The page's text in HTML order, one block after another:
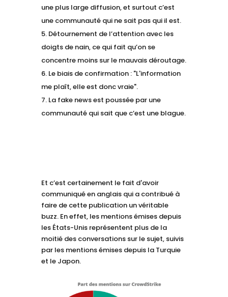
une plus large diffusion, et surtout c’est
une communauté qui ne sait pas qui il est.
Détournement de l’attention avec les
doigts de nain, ce qui fait qu’on se
concentre moins sur le mauvais déroutage.
Le biais de confirmation : "L'information
me plaît, elle est donc vraie".
La fake news est poussée par une
communauté qui sait que c’est une blague.
Et c’est certainement le fait d'avoir
communiqué en anglais qui a contribué à
faire de cette publication un véritable
buzz. En effet, les mentions émises depuis
les États-Unis représentent plus de la
moitié des conversations sur le sujet, suivis
par les mentions émises depuis la Turquie
et le Japon.